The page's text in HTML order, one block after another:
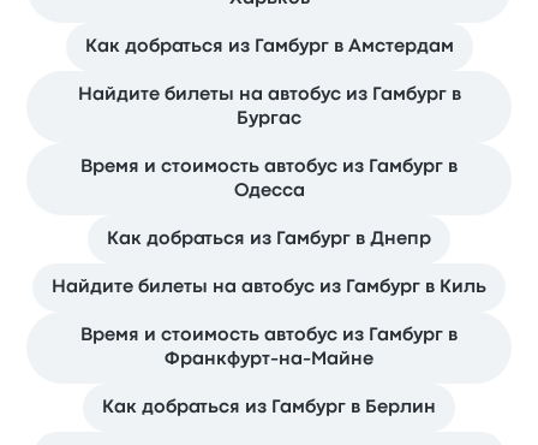
Как добраться из Гамбург в Амстердам
Найдите билеты на автобус из Гамбург в
Бургас
Время и стоимость автобус из Гамбург в
Одесса
Как добраться из Гамбург в Днепр
Найдите билеты на автобус из Гамбург в Киль
Время и стоимость автобус из Гамбург в
Франкфурт-на-Майне
Как добраться из Гамбург в Берлин